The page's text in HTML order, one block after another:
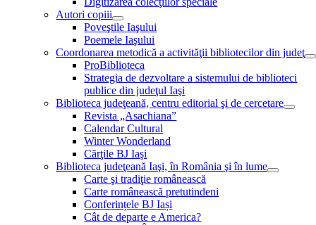
Autori copiii
Poveştile Iaşului
Poemele Iaşului
Coordonarea metodică a activităţii bibliotecilor din judeţ
ProBiblioteca
Strategia de dezvoltare a sistemului de biblioteci
publice din judeţul Iaşi
Biblioteca judeţeană, centru editorial şi de cercetare
Revista „Asachiana”
Calendar Cultural
Winter Wonderland
Cărţile BJ Iaşi
Biblioteca judeţeană Iaşi, în România şi în lume
Carte şi tradiţie românească
Carte românească pretutindeni
Conferințele BJ Iași
Cât de departe e America?